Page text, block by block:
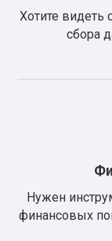
Хотите видеть
сбора
Нужен
финансовых